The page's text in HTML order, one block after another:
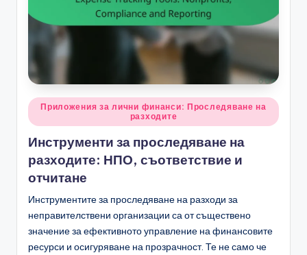
Posted
in
Приложения за лични финанси: Проследяване на
разходите
Инструменти за проследяване на
разходите: НПО, съответствие и
отчитане
Инструментите за проследяване на разходи за
неправителствени организации са от съществено
значение за ефективното управление на финансовите
ресурси и осигуряване на прозрачност. Те не само че